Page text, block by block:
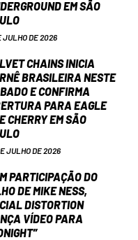
EM SÃO
JULHO DE 2026
CHAINS INICIA
BRASILEIRA NESTE
E CONFIRMA
PARA EAGLE
CHERRY EM SÃO
JULHO DE 2026
PARTICIPAÇÃO DO
DE MIKE NESS,
DISTORTION
VÍDEO PARA